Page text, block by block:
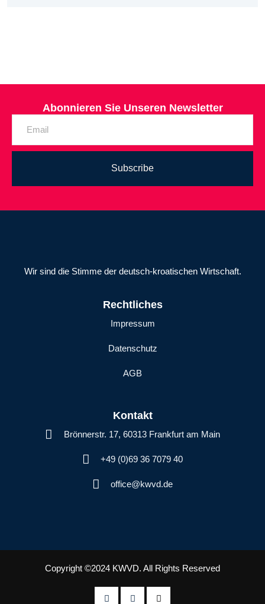
Abonnieren Sie Unseren Newsletter
Subscribe
Wir sind die Stimme der deutsch-kroatischen Wirtschaft.
Rechtliches
Impressum
Datenschutz
AGB
Kontakt
Brönnerstr. 17, 60313 Frankfurt am Main
+49 (0)69 36 7079 40
office@kwvd.de
Copyright ©2024 KWVD. All Rights Reserved